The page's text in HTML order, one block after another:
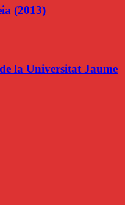
(2013)
la Universitat Jaume